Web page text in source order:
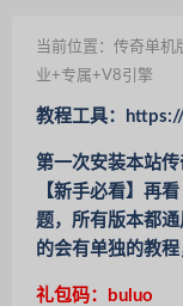
当前位置： 传奇单机
业+专属+V8引擎
教程工具：
第一次安装本站
【新手必看】再
题，所有版本都
的会有单独的教程
礼包码：buluo